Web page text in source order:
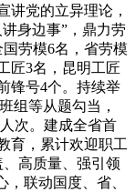
讲党的立异理论，
身边事”，鼎力劳
劳模6名，省劳模
匠3名，昆明工匠
锋号4个。持续举
组等从题勾当，
次。建成全省首
育，累计欢迎职工
高质量、强引领
联动国度、省、